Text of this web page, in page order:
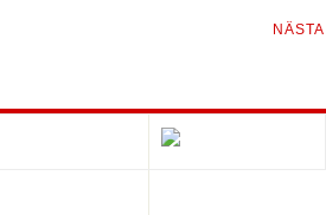
NÄSTA